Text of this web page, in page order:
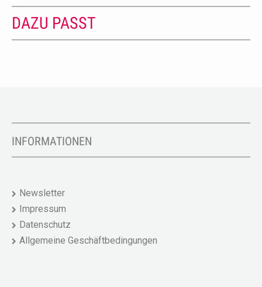
DAZU PASST
INFORMATIONEN
Newsletter
Impressum
Datenschutz
Allgemeine Geschäftbedingungen